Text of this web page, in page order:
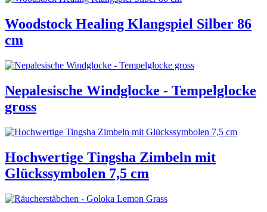
Woodstock Healing Klangspiel Silber 86
cm
Nepalesische Windglocke - Tempelglocke
gross
Hochwertige Tingsha Zimbeln mit
Glückssymbolen 7,5 cm